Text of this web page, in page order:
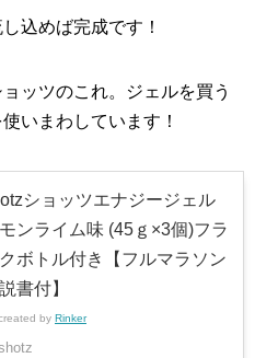
込めば完成です！
ッツのこれ。ジェルを買う
いまわしています！
ショッツエナジージェル
ンライム味 (45ｇ×3個)フラ
ボトル付き【フルマラソン
書付】
by Rinker